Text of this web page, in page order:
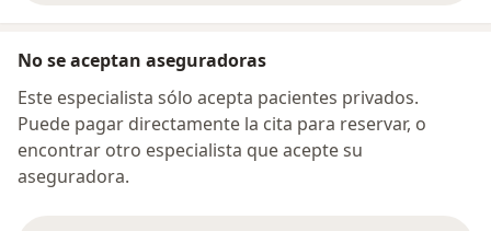
No se aceptan aseguradoras
Este especialista sólo acepta pacientes privados.
Puede pagar directamente la cita para reservar, o
encontrar otro especialista que acepte su
aseguradora.